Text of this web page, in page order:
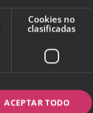
Descubre
decoración
para
espacios
Cookies no
clasificadas
ACEPTAR TODO